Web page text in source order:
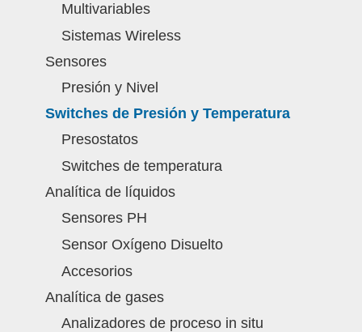
Multivariables
Sistemas Wireless
Sensores
Presión y Nivel
Switches de Presión y Temperatura
Presostatos
Switches de temperatura
Analítica de líquidos
Sensores PH
Sensor Oxígeno Disuelto
Accesorios
Analítica de gases
Analizadores de proceso in situ